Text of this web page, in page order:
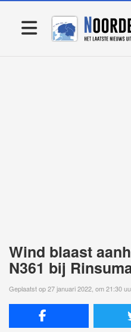
Wind blaast
N361 bij
Geplaatst op 27 januari 2022, om 21:30